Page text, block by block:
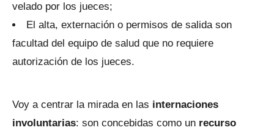
velado por los jueces;
El alta, externación o permisos de salida son
facultad del equipo de salud que no requiere
autorización de los jueces.
Voy a centrar la mirada en las internaciones
involuntarias: son concebidas como un recurso